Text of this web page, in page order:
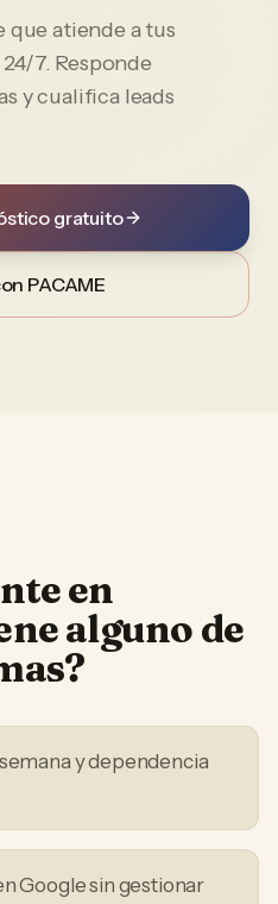
atiende a tus
7. Responde
y cualifica leads
gratuito
PACAME
en
alguno de
y dependencia
Google sin gestionar